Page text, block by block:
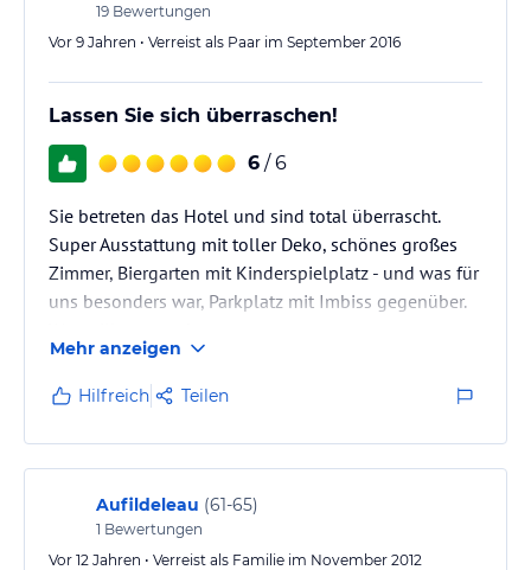
19 Bewertungen
Vor 9 Jahren • Verreist als Paar im September 2016
Lassen Sie sich überraschen!
6 / 6
Sie betreten das Hotel und sind total überrascht.
Super Ausstattung mit toller Deko, schönes großes
Zimmer, Biergarten mit Kinderspielplatz - und was für
uns besonders war, Parkplatz mit Imbiss gegenüber.
Mehr anzeigen
Hilfreich Teilen
Aufildeleau (61-65)
1 Bewertungen
Vor 12 Jahren • Verreist als Familie im November 2012